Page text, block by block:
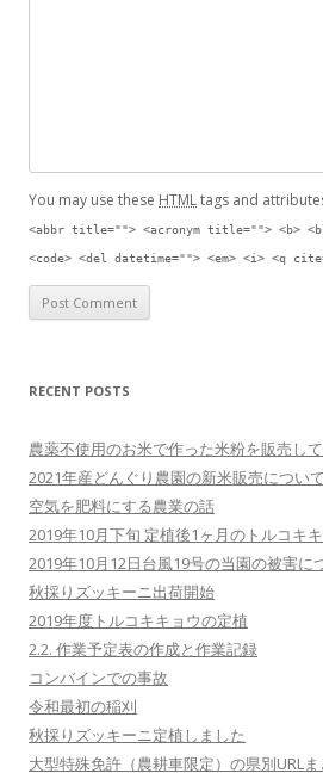
You may use these HTMLtags and
<abbr title=""> <acronym title=""> <b>
<code> <del datetime=""> <em> <i> <q
RECENT POSTS
農薬不使用のお米で作った米粉を販売し
2021年産どんぐり農園の新米販売について
空気を肥料にする農業の話
2019年10月下旬 定植後1ヶ月のトルコキ
2019年10月12日台風19号の当園の被害に
秋採りズッキーニ出荷開始
2019年度トルコキキョウの定植
2.2. 作業予定表の作成と作業記録
コンバインでの事故
令和最初の稲刈
秋採りズッキーニ定植しました
大型特殊免許（農耕車限定）の県別URLま